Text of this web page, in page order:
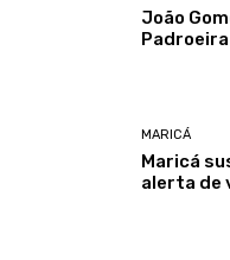
João
MARICÁ
Maricá
alerta de